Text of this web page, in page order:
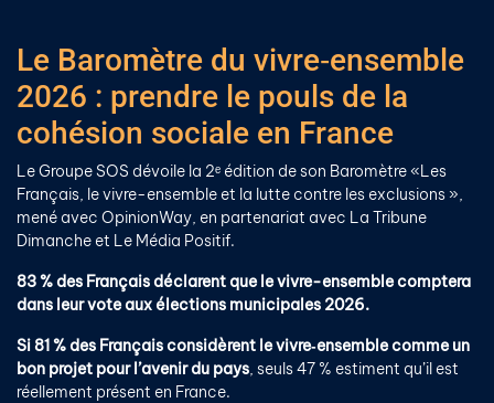
Le Baromètre du vivre‑ensemble
2026 : prendre le pouls de la
cohésion sociale en France
Le Groupe SOS dévoile la 2ᵉ édition de son Baromètre «Les
Français, le vivre-ensemble et la lutte contre les exclusions »,
mené avec OpinionWay, en partenariat avec La Tribune
Dimanche et Le Média Positif.
83 % des Français déclarent que le vivre-ensemble comptera
dans leur vote aux élections municipales 2026.
Si 81 % des Français considèrent le vivre‑ensemble comme un
bon projet pour l’avenir du pays, seuls 47 % estiment qu’il est
réellement présent en France.